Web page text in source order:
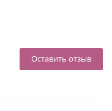
Оставить отзыв